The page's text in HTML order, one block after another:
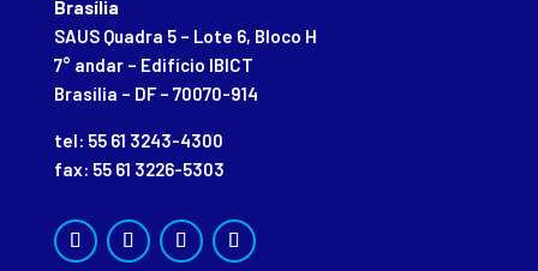
Brasília
SAUS Quadra 5 – Lote 6, Bloco H
7° andar – Edifício IBICT
Brasília – DF – 70070-914
tel: 55 61 3243-4300
fax: 55 61 3226-5303